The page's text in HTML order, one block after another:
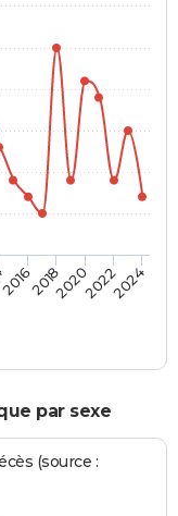
20162018202020222024
par sexe
(source :